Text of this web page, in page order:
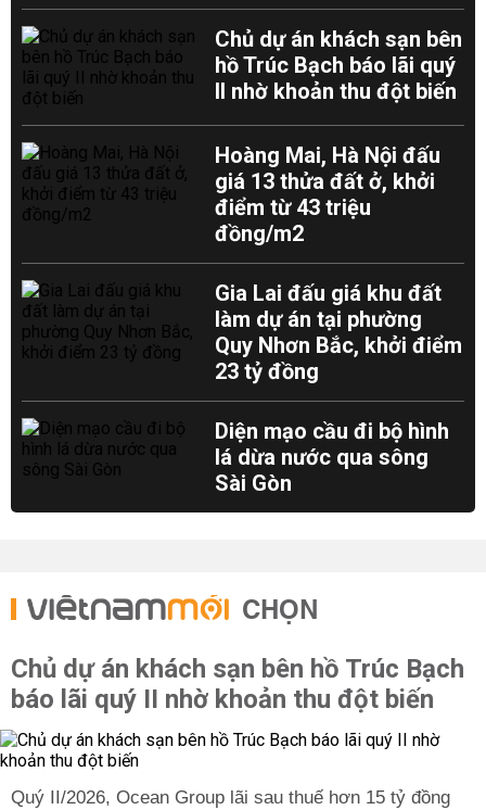
Chủ dự án khách sạn bên
hồ Trúc Bạch báo lãi quý
II nhờ khoản thu đột biến
Hoàng Mai, Hà Nội đấu
giá 13 thửa đất ở, khởi
điểm từ 43 triệu
đồng/m2
Gia Lai đấu giá khu đất
làm dự án tại phường
Quy Nhơn Bắc, khởi điểm
23 tỷ đồng
Diện mạo cầu đi bộ hình
lá dừa nước qua sông
Sài Gòn
CHỌN
Chủ dự án khách sạn bên hồ Trúc Bạch
báo lãi quý II nhờ khoản thu đột biến
Quý II/2026, Ocean Group lãi sau thuế hơn 15 tỷ đồng